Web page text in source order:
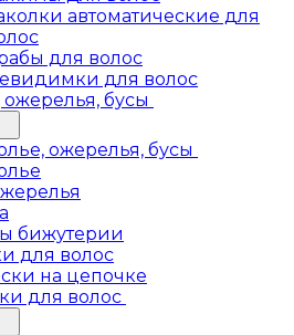
автоматические для
для волос
для волос
ожерелья, бусы
ожерелья, бусы
бижутерии
для волос
на цепочке
для волос